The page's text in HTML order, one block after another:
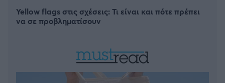
Yellow flags στις σχέσεις: Τι είναι και πότε πρέπει
να σε προβληματίσουν